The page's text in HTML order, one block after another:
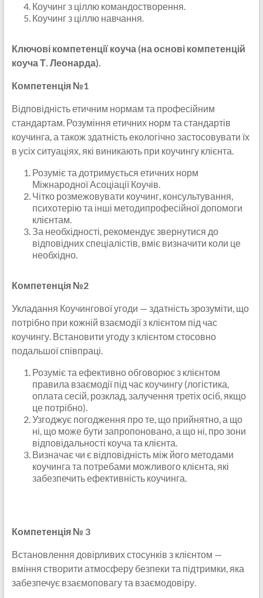
Коучинг з ціллю командостворення.
Коучинг з ціллю навчання.
Ключові компетенції коуча (на основі компетенцій
коуча Т. Леонарда).
Компетенція №1
Відповідність етичним нормам та професійним
стандартам. Розуміння етичних норм та стандартів
коучинга, а також здатність екологічно застосовувати їх
в усіх ситуаціях, які виникають при коучингу клієнта.
Розуміє та дотримується етичних норм
Міжнародної Асоціації Коучів.
Чітко розмежовувати коучинг, консультування,
психотерію та інші методипрофесійної допомоги
клієнтам.
За необхідності, рекомендує звернутися до
відповідних спеціалістів, вміє визначити коли це
необхідно.
Компетенція №2
Укладання Коучингової угоди — здатність зрозуміти, що
потрібно при кожній взаємодії з клієнтом під час
коучингу. Встановити угоду з клієнтом стосовно
подальшої співпраці.
Розуміє та ефективно обговорює з клієнтом
правила взаємодії під час коучингу (логістика,
оплата сесій, розклад, залучення третіх осіб, якщо
це потрібно).
Узгоджує погодження про те, що прийнятно, а що
ні, що може бути запропоновано, а що ні, про зони
відповідальності коуча та клієнта.
Визначає чи є відповідність між його методами
коучинга та потребами можливого клієнта, які
забезпечить ефективність коучинга.
Компетенція № 3
Встановлення довірливих стосунків з клієнтом —
вміння створити атмосферу безпеки та підтримки, яка
забезпечує взаємоповагу та взаємодовіру.